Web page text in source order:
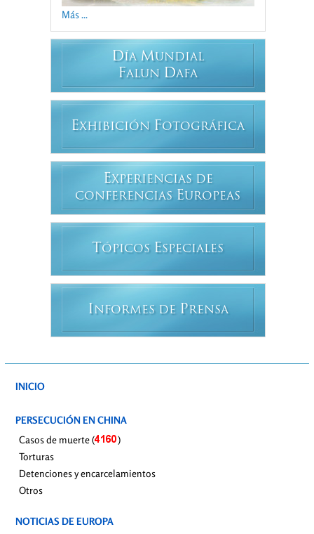
Más ...
DÍA MUNDIAL
FALUN DAFA
EXHIBICIÓN FOTOGRÁFICA
EXPERIENCIAS DE
CONFERENCIAS EUROPEAS
T ÓPICOS ESPECIALES
INFORMES DE PRENSA
INICIO
PERSECUCIÓN EN CHINA
Casos de muerte (
)
Torturas
Detenciones y encarcelamientos
Otros
NOTICIAS DE EUROPA